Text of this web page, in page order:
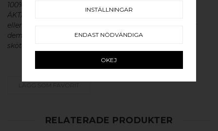
100% ÄKTA METALL - Alla våra beslag är tillverkade av
ÄKTA massiv mässing, koppar, rostfritt stål
eller aluminium utan metallisk ytbehandling, vilket ger
dem en väldigt lång livslängd och vacker patina. För
skötsel av våra produkter läs mer
RELATERADE PRODUKTER
INSTÄLLNINGAR
ENDAST NÖDVÄNDIGA
OKEJ